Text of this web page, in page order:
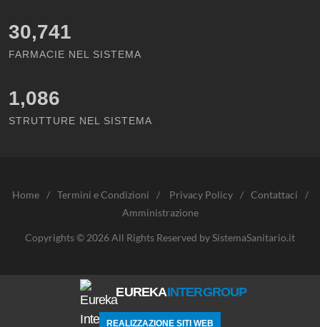
30,741
FARMACIE NEL SISTEMA
1,086
STRUTTURE NEL SISTEMA
Home / Termini e Condizioni / Privacy Policy / Contattaci
/
Amministrazione
Copyrights © 2026 All Rights Reserved by SistemaSanitario.it
EUREKAINTERGROUP
REALIZZAZIONE SITI WEB